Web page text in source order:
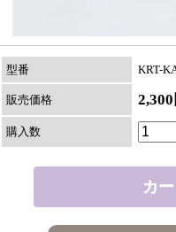
型番 KRT-
販売価格
購入数